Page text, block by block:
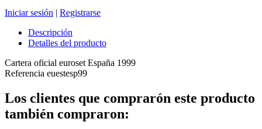
Iniciar sesión | Registrarse
Descripción
Detalles del producto
Cartera oficial euroset España 1999
Referencia euestesp99
Los clientes que comprarón este producto
también compraron: